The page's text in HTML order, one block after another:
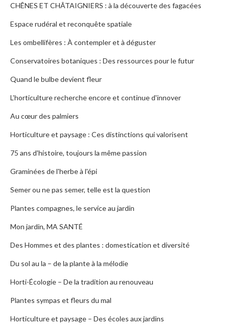
CHÊNES ET CHÂTAIGNIERS : à la découverte des fagacées
Espace rudéral et reconquête spatiale
Les ombellifères : À contempler et à déguster
Conservatoires botaniques : Des ressources pour le futur
Quand le bulbe devient fleur
L’horticulture recherche encore et continue d'innover
Au cœur des palmiers
Horticulture et paysage : Ces distinctions qui valorisent
75 ans d'histoire, toujours la même passion
Graminées de l'herbe à l'épi
Semer ou ne pas semer, telle est la question
Plantes compagnes, le service au jardin
Mon jardin, MA SANTÉ
Des Hommes et des plantes : domestication et diversité
Du sol au la – de la plante à la mélodie
Horti-Écologie – De la tradition au renouveau
Plantes sympas et fleurs du mal
Horticulture et paysage – Des écoles aux jardins